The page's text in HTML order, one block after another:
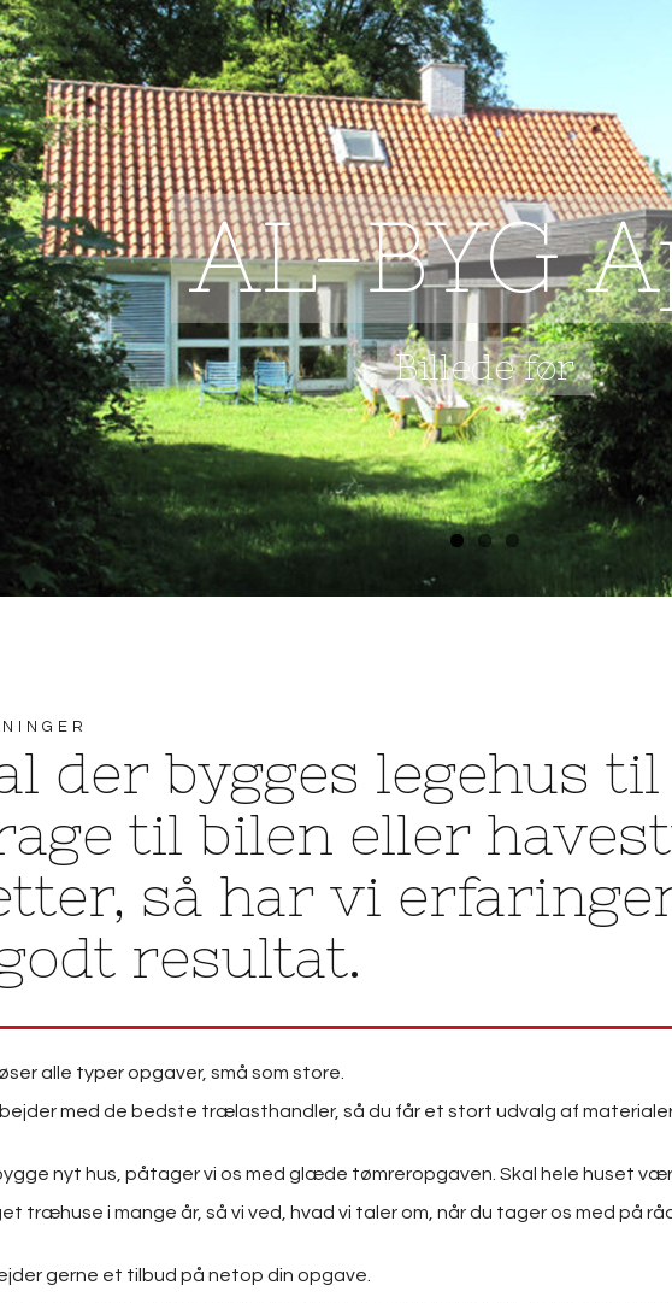
AL-BYG
Billede før
der bygges legehus
til bilen eller
så har vi
resultat.
alle typer opgaver, små som store.
med de bedste trælasthandler, så du får et stort udvalg af
nyt hus, påtager vi os med glæde tømreropgaven. Skal hele huset
træhuse i mange år, så vi ved, hvad vi taler om, når du tager os med på
gerne et tilbud på netop din opgave.